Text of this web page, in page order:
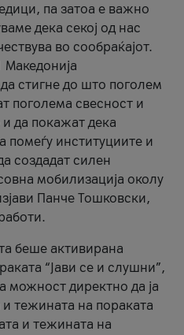
па затоа е важно
дека секој од нас
во сообраќајот.
стигне до што поголем
поголема свесност и
да покажат дека
помеѓу институциите и
создадат силен
мобилизација околу
Панче Тошковски,
беше активирана
“Јави се и слушни”,
можност директно да ја
и тежината на пораката
и тежината на